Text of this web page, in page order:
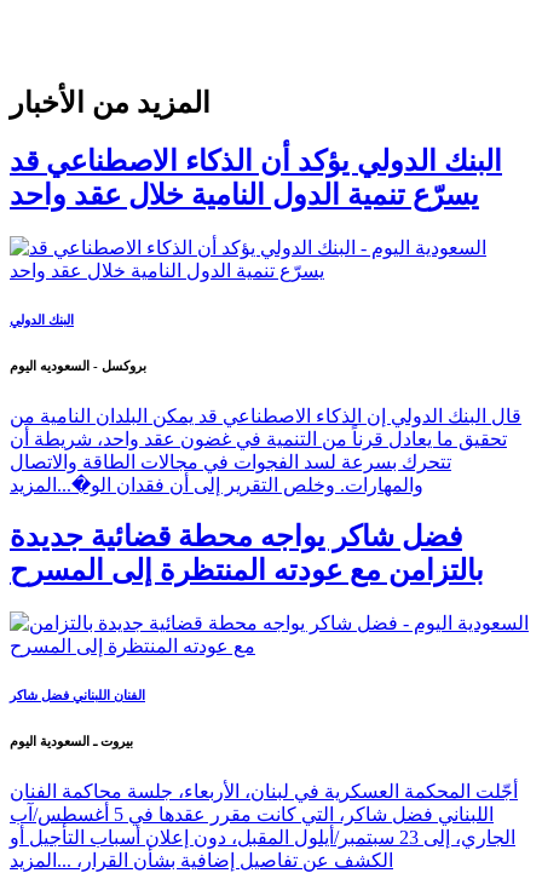
المزيد من الأخبار
البنك الدولي يؤكد أن الذكاء الاصطناعي قد
يسرّع تنمية الدول النامية خلال عقد واحد
البنك الدولي
بروكسل - السعوديه اليوم
قال البنك الدولي إن الذكاء الاصطناعي قد يمكن البلدان النامية من
تحقيق ما يعادل قرناً من التنمية في غضون عقد واحد، شريطة أن
تتحرك بسرعة لسد الفجوات في مجالات الطاقة والاتصال
والمهارات. وخلص التقرير إلى أن فقدان الو�... المزيد
فضل شاكر يواجه محطة قضائية جديدة
بالتزامن مع عودته المنتظرة إلى المسرح
الفنان اللبناني فضل شاكر
بيروت ـ السعودية اليوم
أجّلت المحكمة العسكرية في لبنان، الأربعاء، جلسة محاكمة الفنان
اللبناني فضل شاكر، التي كانت مقرر عقدها في 5 أغسطس/آب
الجاري، إلى 23 سبتمبر/أيلول المقبل، دون إعلان أسباب التأجيل أو
الكشف عن تفاصيل إضافية بشأن القرار، ... المزيد